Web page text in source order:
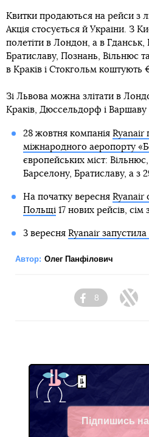
Квитки продаються на рейси з
Акція стосується й України. З
полетіти в Лондон, а в
Братиславу, Познань, Вільнюс
в Краків і Стокгольм коштують
Зі Львова можна злітати в
Краків, Дюссельдорф і Варшаву
28 жовтня компанія Ryanair
міжнародного аеропорту
європейських міст:
Барселону, Братиславу, а з
На початку вересня Ryanair
Польщі 17 нових рейсів, сім
3 вересня Ryanair запустила
Автор: Олег Панфілович
Facebook
8
Підпишись
Facebook